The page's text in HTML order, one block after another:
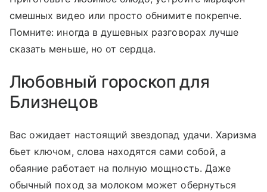
смешных видео или просто обнимите покрепче.
Помните: иногда в душевных разговорах лучше
сказать меньше, но от сердца.
Любовный гороскоп для
Близнецов
Вас ожидает настоящий звездопад удачи. Харизма
бьет ключом, слова находятся сами собой, а
обаяние работает на полную мощность. Даже
обычный поход за молоком может обернуться